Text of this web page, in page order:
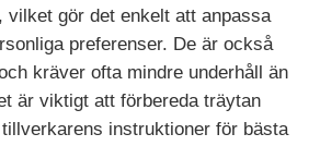
vilket gör det enkelt att anpassa
preferenser. De är också
kräver ofta mindre underhåll än
är viktigt att förbereda träytan
instruktioner för bästa